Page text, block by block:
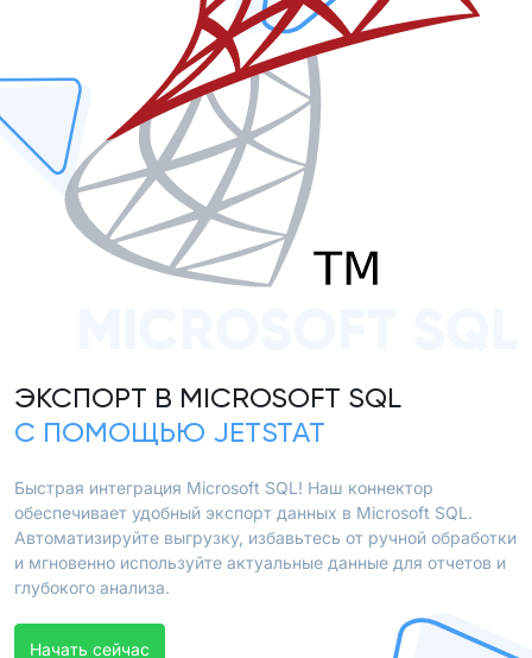
ЭКСПОРТ В MICROSOFT SQL
С ПОМОЩЬЮ JETSTAT
Быстрая интеграция Microsoft SQL! Наш коннектор
обеспечивает удобный экспорт данных в Microsoft SQL.
Автоматизируйте выгрузку, избавьтесь от ручной обработки
и мгновенно используйте актуальные данные для отчетов и
глубокого анализа.
Начать сейчас